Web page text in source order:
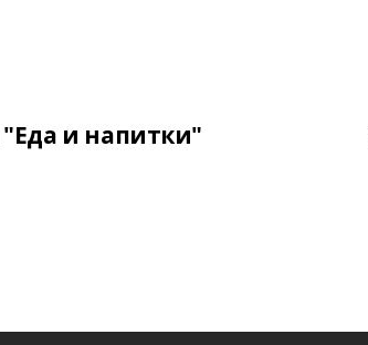
"Еда и напитки"